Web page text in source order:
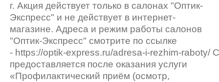
г. Акция действует только в салонах "Оптик-
Экспресс" и не действует в интернет-
магазине. Адреса и режим работы салонов
"Оптик-Экспресс" смотрите по ссылке
- https://optik-express.ru/adresa-i-rezhim-raboty/
предоставляется после оказания услуги
«Профилактический приём (осмотр,